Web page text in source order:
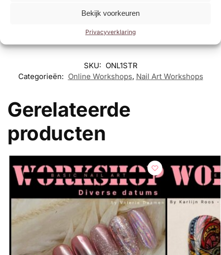
Bekijk voorkeuren
Privacyverklaring
verkrijgbaar in de groothandel (zolang de voorraad strekt)
SKU: ONL1STR
Categorieën: Online Workshops, Nail Art Workshops
Gerelateerde
producten